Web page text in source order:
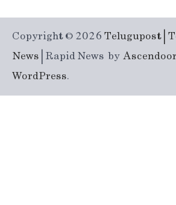
Copyright © 2026 Telugupost |
News | Rapid News byAscendoor
WordPress.